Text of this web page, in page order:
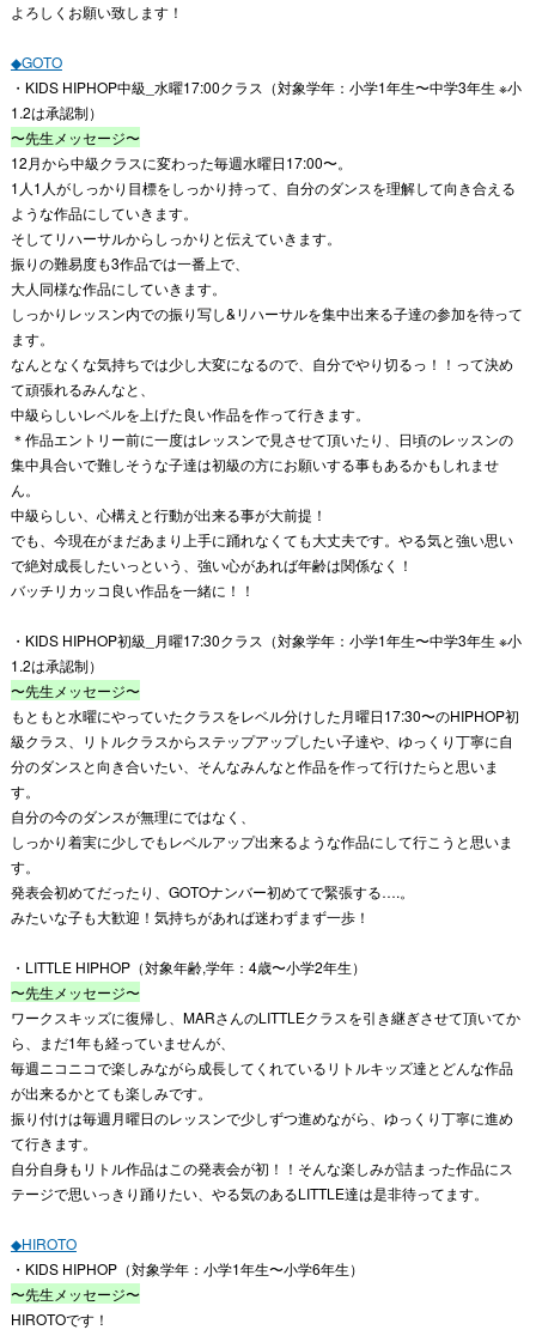
よろしくお願い致します！
◆GOTO
・KIDS HIPHOP中級_水曜17:00クラス（対象学年：小学1年生〜中学3年生 ※小
1.2は承認制）
〜先生メッセージ〜
12月から中級クラスに変わった毎週水曜日17:00〜。
1人1人がしっかり目標をしっかり持って、自分のダンスを理解して向き合える
ような作品にしていきます。
そしてリハーサルからしっかりと伝えていきます。
振りの難易度も3作品では一番上で、
大人同様な作品にしていきます。
しっかりレッスン内での振り写し&リハーサルを集中出来る子達の参加を待って
ます。
なんとなくな気持ちでは少し大変になるので、自分でやり切るっ！！って決め
て頑張れるみんなと、
中級らしいレベルを上げた良い作品を作って行きます。
＊作品エントリー前に一度はレッスンで見させて頂いたり、日頃のレッスンの
集中具合いで難しそうな子達は初級の方にお願いする事もあるかもしれませ
ん。
中級らしい、心構えと行動が出来る事が大前提！
でも、今現在がまだあまり上手に踊れなくても大丈夫です。やる気と強い思い
で絶対成長したいっという、強い心があれば年齢は関係なく！
バッチリカッコ良い作品を一緒に！！
・KIDS HIPHOP初級_月曜17:30クラス（対象学年：小学1年生〜中学3年生 ※小
1.2は承認制）
〜先生メッセージ〜
もともと水曜にやっていたクラスをレベル分けした月曜日17:30〜のHIPHOP初
級クラス、リトルクラスからステップアップしたい子達や、ゆっくり丁寧に自
分のダンスと向き合いたい、そんなみんなと作品を作って行けたらと思いま
す。
自分の今のダンスが無理にではなく、
しっかり着実に少しでもレベルアップ出来るような作品にして行こうと思いま
す。
発表会初めてだったり、GOTOナンバー初めてで緊張する….。
みたいな子も大歓迎！気持ちがあれば迷わずまず一歩！
・LITTLE HIPHOP（対象年齢,学年：4歳〜小学2年生）
〜先生メッセージ〜
ワークスキッズに復帰し、MARさんのLITTLEクラスを引き継ぎさせて頂いてか
ら、まだ1年も経っていませんが、
毎週ニコニコで楽しみながら成長してくれているリトルキッズ達とどんな作品
が出来るかとても楽しみです。
振り付けは毎週月曜日のレッスンで少しずつ進めながら、ゆっくり丁寧に進め
て行きます。
自分自身もリトル作品はこの発表会が初！！そんな楽しみが詰まった作品にス
テージで思いっきり踊りたい、やる気のあるLITTLE達は是非待ってます。
◆HIROTO
・KIDS HIPHOP（対象学年：小学1年生〜小学6年生）
〜先生メッセージ〜
HIROTOです！